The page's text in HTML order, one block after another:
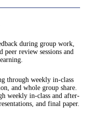
during group work,
peer review sessions and
through weekly in-class
and whole group share.
weekly in-class and after-
and final paper.